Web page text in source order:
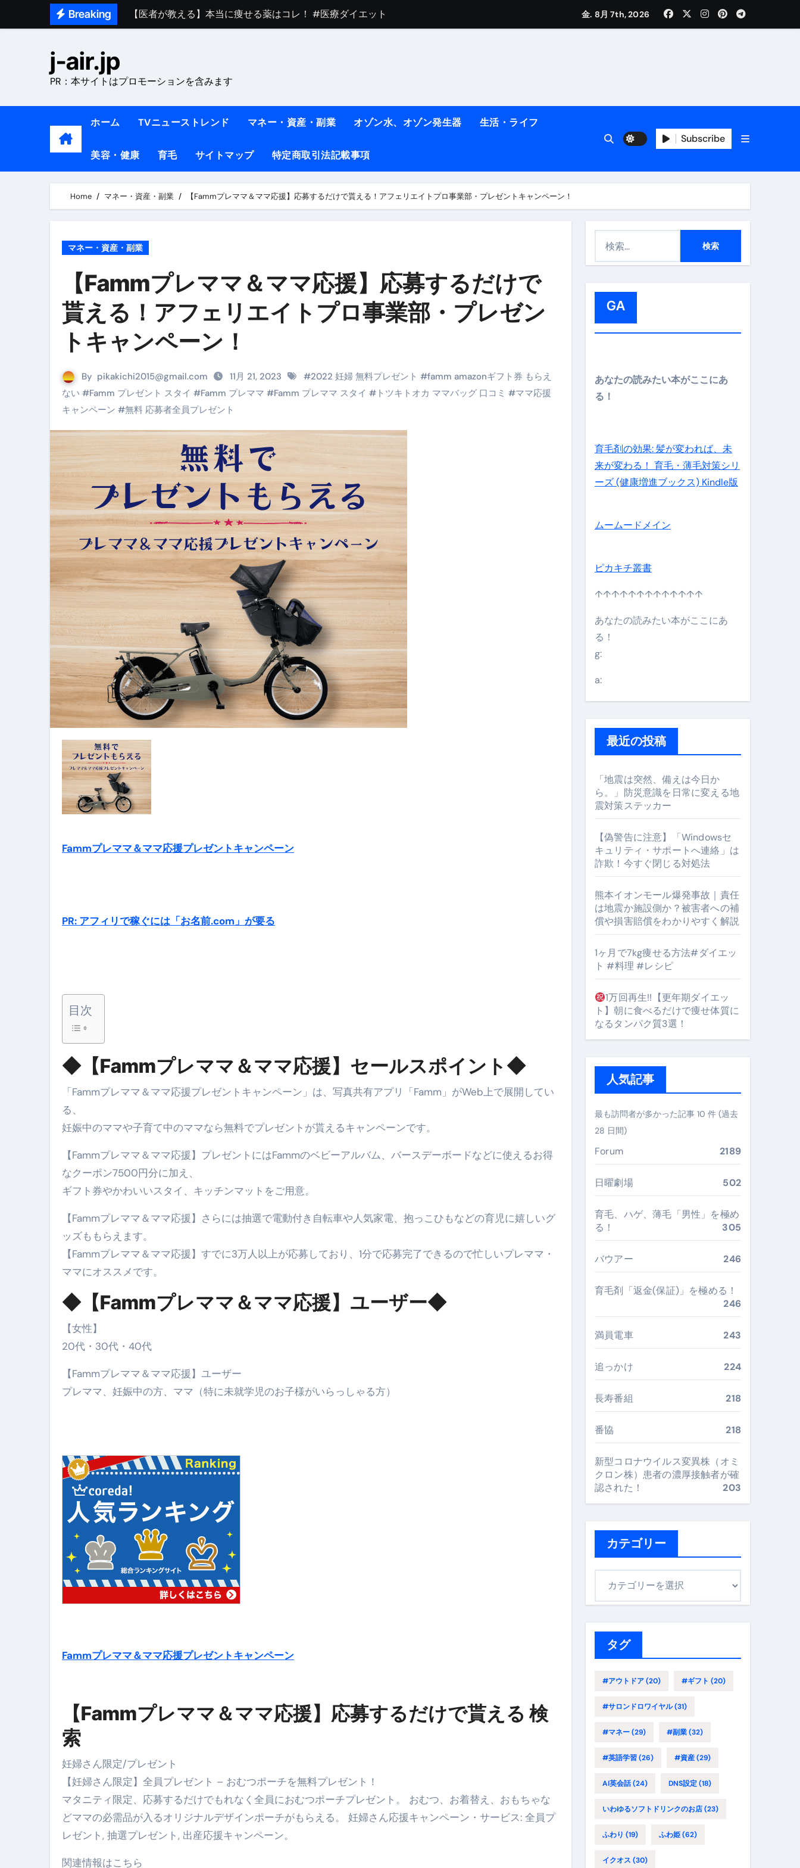
Breaking
【医者が教える】本当に痩せる薬はコレ！ #医療ダイエット
【医者が解説】このふくらはぎ痩せ本当に効果ある？ #エクササイズ
【ダイエット迷子必見】38歳人生最後のダイエット、食事はこれからやりました！【あすけん活用術】
【1日ダイエットルーティン】運動なしで2ヶ月で10kg減量した、私の痩せる9つの習慣 | レシピ付き | ダイエット中の食事
リサイクル業者の無料回収・無料査定は危険？情報収集との関係と見分け方を解説
青森県震度6とベネゼエラM7級地震の関連性は？
Cookie同意管理ツール「STRIGHT」取り扱い開始＆リリース記念キャンペーン【ムームードメイン】
金融ブラックでも毎日「ビットコイン」がもらえる超お得アプリ
【輸入消費税】輸入に消費税はかかるのか？勘定科目・仕訳・申告書記載方法
この動画は国にすぐ消されます。これが日本が残念な国になった理由です。国民は●●をしないとこの先さらに貧しくなります。【 竹花貴騎 切り抜き 会社員
意外にありえる？日経平均40000円を妄想シナリオ検証してみた！ズボラ株投資
アフィリエイト【稼げるキーワード】一覧※YouTubeブログSNS共通
弁護士が教える「投資詐欺」に引っかからないための方法 #投資詐欺 #詐欺 #弁護士 #法律
【PR】フリーランス必見！入金前の売上をすぐに現金で受け取る方法
【2023年最新】金融ブラックでも可能な資金調達法3選！#shorts
個人事業主は銀行から融資を受けるとリスクが高い #shorts
【誰でも出来る】3万円が10％増量の「33000円」になる！
【即金】3時間で5万円稼ぐセルフバックの全貌！危険回避と安全な稼ぎ方を徹底解説
【超高騰】爆上がりしたビットコインに695万円も投資してる営業39歳サラリーマン【2025年10月3日】 #bitcoin #全財産 #暗号資産
Q：借りた借金を返さなくていい場合ってありますか？#Shorts
【必見】もう営業電話は怖くない！初心者でも成果を出す電話の仕方はコレ！
フリーランス・個人事業主におすすめの資金調達4選
自己破産中に絶対にしてはダメなこと7選
自己破産にまつわるよくある勘違い4選#Shorts
体脂肪が落ちる朝食3選 #ダイエット
No.102 9割が勘違い 自己破産の真実
アーモンドを毎日食べたらどうなるの？①【30秒でわかる効果まとめ】#アーモンド #ダイエット #筋トレ #美容 #健康 #雑学 #ナレーター #小林将大
【ひろゆき】借金1億円あります 返済か、自己破産かひろゆきさんならどちらを選びますか？ #shorts
弁護士解説【詐欺被害】警察に行っても返金されません
ムームードメイン 2月のおすすめドメイン特集- ビジネスの信用を築く――そのすべての起点となるのが独自ドメイン
FRONTIER スーパーセール2026 完全攻略ガイド 今こそ買い時！ゲーミングPC・高性能BTOを最安で手に入れる方法
新春スペシャルセール完全ガイド：国内航空券＋ホテルが“セット割”で最安級！ スカイマーク／Peach／FDA／ソラシドエアを目的別に選ぶコツと、失敗し
【ムームードメイン】 【.site】今注目のドメインをご紹介
何をするサイトか”が一目で伝わる。いま選ばれている新定番ドメイン
梅干しを毎日食べたらどうなるの？①【30秒でわかる効果まとめ】#梅干し #ダイエット #筋トレ #美容 #健康 #雑学 #ナレーター #小林将大
ブルーベリーを毎日食べたらどうなるの？②【30秒でわかる効果まとめ】#ダイエット #筋トレ #美容 #健康 #雑学 #ナレーター #小林将大
バナナを毎日食べたらどうなるの？①【30秒でわかる効果まとめ】#バナナ #ダイエット #筋トレ #美容 #健康 #雑学 #ナレーター #小林将大
筋トレせずにプロテインを飲み続けたらどうなるのか？ #ダイエット #プロテイン #痩せる
ドメイン取得からホームページ完成まで。ムームードメインなら“全部まとめて”安心スタート
【最新版】掛け布団の選び方“完全攻略”｜シンサレート・羽毛・人工羽毛・調温・吸湿発熱…あなたの寝室に最適解を出す快眠ガイド
【アシストステッパー】ハンドル付き・筋力アシスト・ツイスト・天然木まで徹底分類！室内で“足腰と体幹”を育てる選び方＆続け方ガイド
【2026年最新保存版】エアトリ超新春セール＆セット割完全攻略ガイド｜海外・国内旅行を最安値で実現する究極の旅術
コロナウイルス完全解説ガイド ― 正しく知ることが、最大の感染対策になる ―
クリスマスの魔法で、心と未来を彩る方法――「ただのイベント」を一生の思い出に変える完全ガイドブック
磁気ネックレスは「首に着けるだけ」じゃない。日常の“重だるさ”を軽くする選択肢
【最新】手袋の選び方 完全ガイド｜スマホ対応・防寒・撥水・作業用（ニトリル/ビニール）まで目的別に失敗しない
補聴器の選び方 完全ガイド｜集音器との違い・タイプ別比較・価格の考え方・失敗しないチェックリスト（高齢者にも）
失敗しない「爪切り」完全ガイド：高級クリッパー・ニッパー・電動まで、硬い爪／巻き爪／飛び散り対策の選び方
失敗しない「カニ」完全ガイド：ズワイ・タラバ・ポーション・カット済みの選び方と、年末年始に“満足度MAX”で食べるコツ
松前漬とは何か──北海道の海と暮らしが生んだ“完成された保存食文化”
スイーツ完全ガイド ― 人生を少しだけ甘くする、現代スイーツ文化のすべて ―
「地震は突然、備えは今日から。」防災意識を日常に変える地震対策ステッカー
金. 8月 7th, 2026
j-air.jp
PR：本サイトはプロモーションを含みます
ホーム TVニューストレンド マネー・資産・副業 オゾン水、オゾン発生器 生活・ライフ
美容・健康 育毛 サイトマップ 特定商取引法記載事項
Subscribe
Home マネー・資産・副業 【Fammプレママ＆ママ応援】応募するだけで貰える！アフェリエイトプロ事業部・プレゼントキャンペーン！
マネー・資産・副業
【Fammプレママ＆ママ応援】応募するだけで
貰える！アフェリエイトプロ事業部・プレゼン
トキャンペーン！
By pikakichi2015@gmail.com 11月 21, 2023 #2022 妊婦 無料プレゼント #famm amazonギフト券 もらえ
ない #Famm プレゼント スタイ #Famm プレママ #Famm プレママ スタイ # トツキトオカ ママバッグ 口コミ #ママ応援
キャンペーン #無料 応募者全員プレゼント
Fammプレママ＆ママ応援プレゼントキャンペーン
PR: アフィリで稼ぐには「お名前.com」が要る
目次
◆【Fammプレママ＆ママ応援】セールスポイント◆
「Fammプレママ＆ママ応援プレゼントキャンペーン」は、写真共有アプリ「Famm」がWeb上で展開してい
る、
妊娠中のママや子育て中のママなら無料でプレゼントが貰えるキャンペーンです。
【Fammプレママ＆ママ応援】プレゼントにはFammのベビーアルバム、バースデーボードなどに使えるお得
なクーポン7500円分に加え、
ギフト券やかわいいスタイ、キッチンマットをご用意。
【Fammプレママ＆ママ応援】さらには抽選で電動付き自転車や人気家電、抱っこひもなどの育児に嬉しいグ
ッズももらえます。
【Fammプレママ＆ママ応援】すでに3万人以上が応募しており、1分で応募完了できるので忙しいプレママ・
ママにオススメです。
◆【Fammプレママ＆ママ応援】ユーザー◆
【女性】
20代・30代・40代
【Fammプレママ＆ママ応援】ユーザー
プレママ、妊娠中の方、ママ（特に未就学児のお子様がいらっしゃる方）
Fammプレママ＆ママ応援プレゼントキャンペーン
【Fammプレママ＆ママ応援】応募するだけで貰える 検
索
妊婦さん限定/プレゼント
【妊婦さん限定】全員プレゼント – おむつポーチを無料プレゼント！
マタニティ限定、応募するだけでもれなく全員におむつポーチプレゼント。 おむつ、お着替え、おもちゃな
どママの必需品が入るオリジナルデザインポーチがもらえる。 妊婦さん応援キャンペーン・サービス: 全員プ
レゼント, 抽選プレゼント, 出産応援キャンペーン。
関連情報はこちら
GA
あなたの読みたい本がここにあ
る！
育毛剤の効果: 髪が変われば、未
来が変わる！ 育毛・薄毛対策シリ
ーズ (健康増進ブックス) Kindle版
ムームードメイン
ピカキチ叢書
↑↑↑↑↑↑↑↑↑↑↑↑↑
あなたの読みたい本がここにあ
る！
g:
a:
最近の投稿
「地震は突然、備えは今日か
ら。」防災意識を日常に変える地
震対策ステッカー
【偽警告に注意】「Windowsセ
キュリティ・サポートへ連絡」は
詐欺！今すぐ閉じる対処法
熊本イオンモール爆発事故｜責任
は地震か施設側か？被害者への補
償や損害賠償をわかりやすく解説
1ヶ月で7kg痩せる方法#ダイエッ
ト #料理 #レシピ
1万回再生!!【更年期ダイエッ
ト】朝に食べるだけで痩せ体質に
なるタンパク質3選！
人気記事
最も訪問者が多かった記事 10 件 (過去
28 日間)
Forum 2189
日曜劇場 502
育毛、ハゲ、薄毛「男性」を極め
る！
305
バウアー 246
育毛剤「返金(保証)」を極める！
246
満員電車 243
追っかけ 224
長寿番組 218
番協 218
新型コロナウイルス変異株（オミ
クロン株）患者の濃厚接触者が確
認された！
203
カテゴリー
タグ
#アウトドア(20) #ギフト (20)
#サロンドロワイヤル(31)
#マネー(29) #副業(32)
#英語学習(26) #資産(29)
AI英会話(24) DNS設定(18)
いわゆるソフトドリンクのお店(23)
ふわり (19) ふわ姫(62)
イクオス (30)